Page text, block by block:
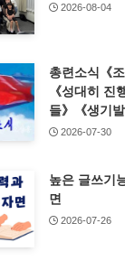
2026-08-04
총련소식《
《성대히 진
들》《생기
2026-07-30
높은 글쓰기
면
2026-07-26